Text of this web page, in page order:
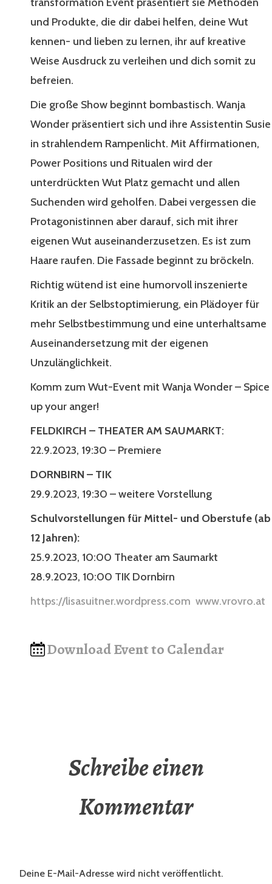
und Produkte, die dir dabei helfen, deine Wut
kennen- und lieben zu lernen, ihr auf kreative
Weise Ausdruck zu verleihen und dich somit zu
befreien.
Die große Show beginnt bombastisch. Wanja
Wonder präsentiert sich und ihre Assistentin Susie
in strahlendem Rampenlicht. Mit Affirmationen,
Power Positions und Ritualen wird der
unterdrückten Wut Platz gemacht und allen
Suchenden wird geholfen. Dabei vergessen die
Protagonistinnen aber darauf, sich mit ihrer
eigenen Wut auseinanderzusetzen. Es ist zum
Haare raufen. Die Fassade beginnt zu bröckeln.
Richtig wütend ist eine humorvoll inszenierte
Kritik an der Selbstoptimierung, ein Plädoyer für
mehr Selbstbestimmung und eine unterhaltsame
Auseinandersetzung mit der eigenen
Unzulänglichkeit.
Komm zum Wut-Event mit Wanja Wonder – Spice
up your anger!
FELDKIRCH – THEATER AM SAUMARKT:
22.9.2023, 19:30 – Premiere
DORNBIRN – TIK
29.9.2023, 19:30 – weitere Vorstellung
Schulvorstellungen für Mittel- und Oberstufe (ab
12 Jahren):
25.9.2023, 10:00 Theater am Saumarkt
28.9.2023, 10:00 TIK Dornbirn
https://lisasuitner.wordpress.com www.vrovro.at
Download Event to Calendar
Schreibe einen
Kommentar
Deine E-Mail-Adresse wird nicht veröffentlicht.